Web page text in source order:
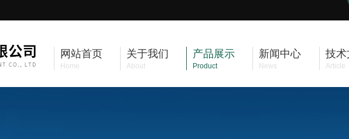
网站首页
Home
关于我们
About
产品展示
Product
新闻中心
News
技术
Article